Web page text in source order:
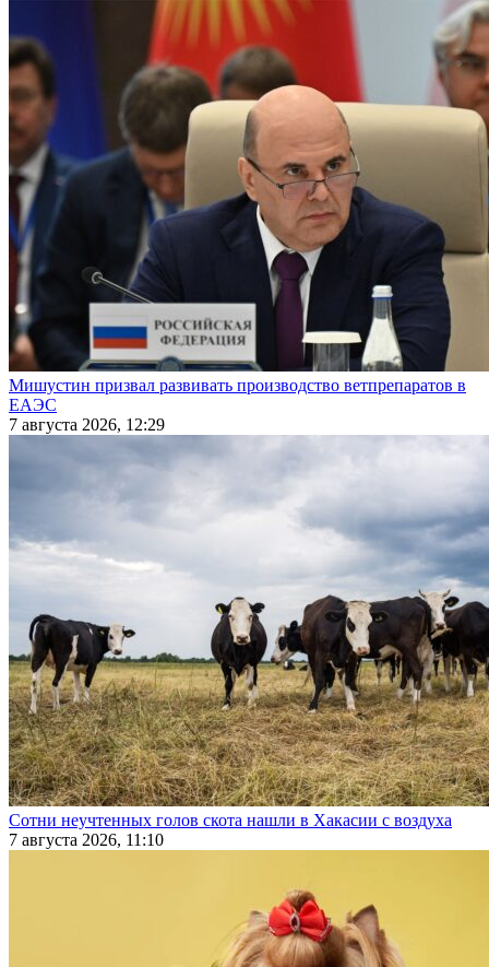
Мишустин призвал развивать производство ветпрепаратов в
ЕАЭС
7 августа 2026, 12:29
Сотни неучтенных голов скота нашли в Хакасии с воздуха
7 августа 2026, 11:10